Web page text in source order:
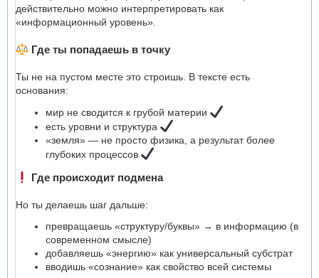
действительно можно интерпретировать как
«информационный уровень».
Где ты попадаешь в точку
Ты не на пустом месте это строишь. В тексте есть
основания:
мир не сводится к грубой материи
есть уровни и структура
«земля» — не просто физика, а результат более
глубоких процессов
Где происходит подмена
Но ты делаешь шаг дальше:
превращаешь «структуру/буквы» → в информацию (в
современном смысле)
добавляешь «энергию» как универсальный субстрат
вводишь «сознание» как свойство всей системы